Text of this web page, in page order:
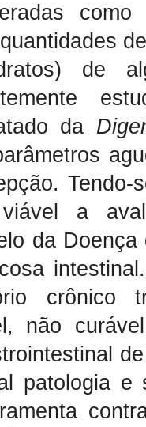
de
da
a
da
crônico
não
patologia e